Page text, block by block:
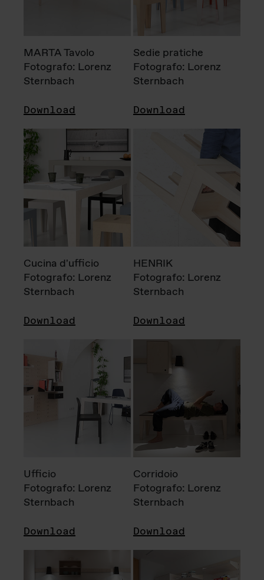
MARTA Tavolo
Fotografo: Lorenz
Sternbach
Download
Sedie pratiche
Fotografo: Lorenz
Sternbach
Download
Cucina d'ufficio
Fotografo: Lorenz
Sternbach
Download
HENRIK
Fotografo: Lorenz
Sternbach
Download
Ufficio
Fotografo: Lorenz
Sternbach
Download
Corridoio
Fotografo: Lorenz
Sternbach
Download